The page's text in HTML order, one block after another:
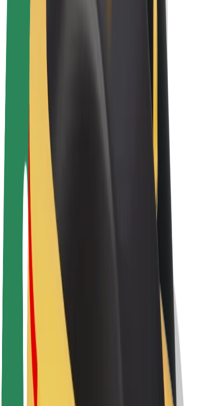
Zarađuj uz Bolt
Vozači
Dostavljači
Zarada dostavljača
Bolt Food trgovci
Flote
Franšize
Karijere
O platformi Bolt
Održivost uz Bolt
Projekt nula
Blog
Novosti
Smjernice za brend
Misija
Odnosi s investitorima
Vodstvo
Urban Fund
Sigurnost